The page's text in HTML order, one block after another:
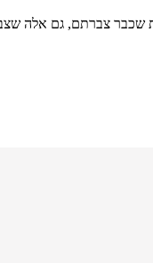
צברתם, גם אלה